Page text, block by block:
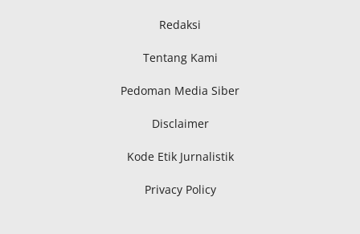
Redaksi
Tentang Kami
Pedoman Media Siber
Disclaimer
Kode Etik Jurnalistik
Privacy Policy